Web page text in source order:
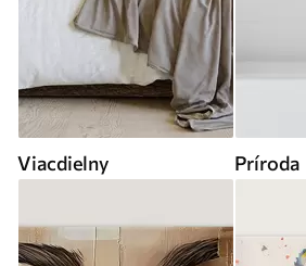
Viacdielny Príroda